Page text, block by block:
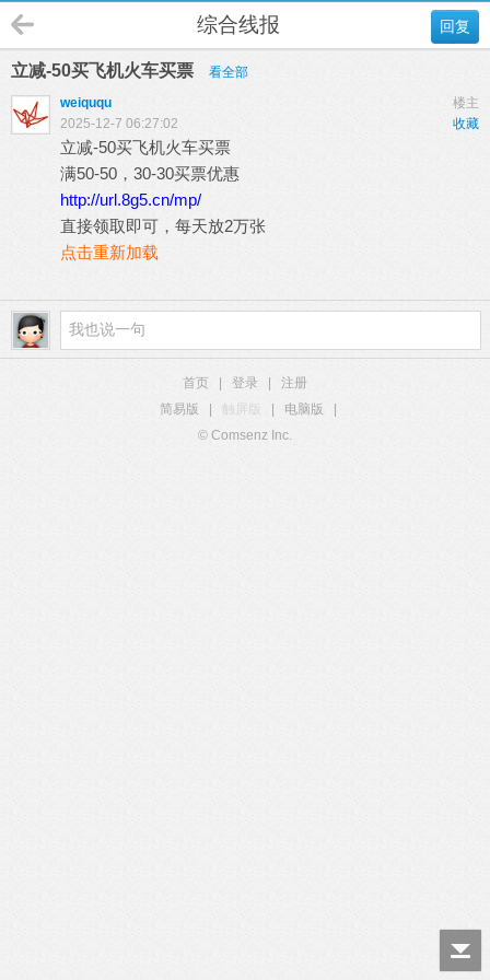
回复
综合线报
立减-50买飞机火车买票
看全部
楼主
weiququ
收藏
2025-12-7 06:27:02
立减-50买飞机火车买票
满50-50，30-30买票优惠
http://url.8g5.cn/mp/
直接领取即可，每天放2万张
点击重新加载
首页 登录
注册
简易版
触屏版 电脑版
© Comsenz Inc.